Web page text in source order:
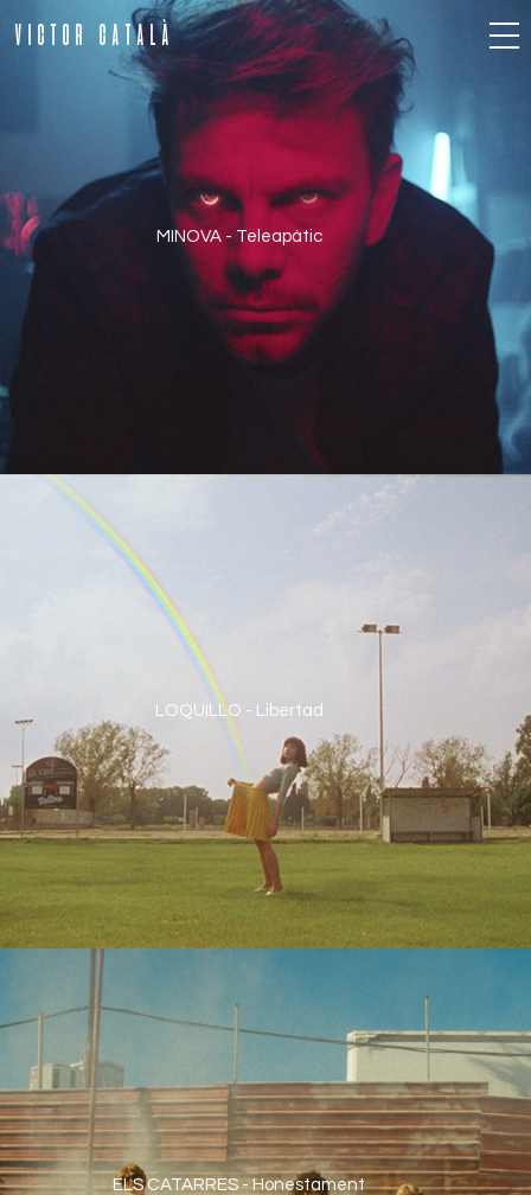
VICTOR CATALÀ
MINOVA - Teleapàtic
LOQUILLO - Libertad
ELS CATARRES - Honestament